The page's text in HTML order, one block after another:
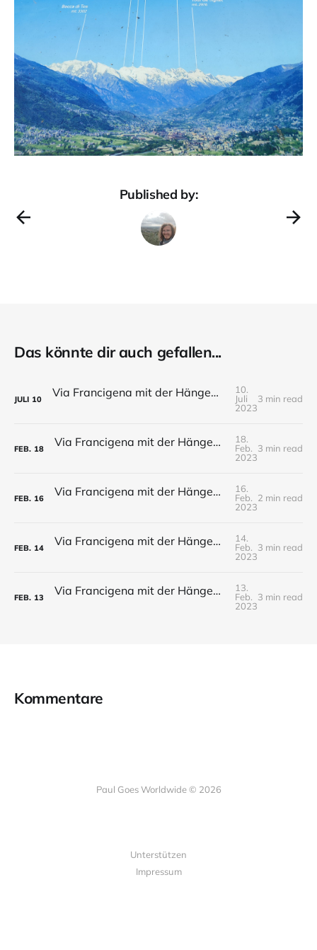
Published by:
Das könnte dir auch gefallen...
JULI 10 Via Francigena mit der Hängematte - Tag 19 - Wald von Pontremolli bis Fornoli
10.
Juli
2023
3 min read
FEB. 18 Via Francigena mit der Hängematte - Tag 18 - Berceto bis Wald von Pontremoli
18.
Feb.
2023
3 min read
FEB. 16 Via Francigena mit der Hängematte - Tag 17 - Casola Vila bis Berceto
16.
Feb.
2023
2 min read
FEB. 14 Via Francigena mit der Hängematte - Tag 16 - Pianezza bis Casola Vila
14.
Feb.
2023
3 min read
FEB. 13 Via Francigena mit der Hängematte - Tag 15 - Fidenza bis Pianezza
13.
Feb.
2023
3 min read
Kommentare
Paul Goes Worldwide © 2026
Unterstützen
Impressum